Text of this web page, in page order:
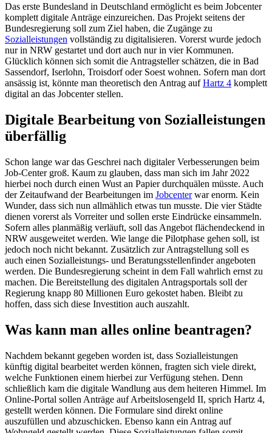
Das erste Bundesland in Deutschland ermöglicht es beim Jobcenter
komplett digitale Anträge einzureichen. Das Projekt seitens der
Bundesregierung soll zum Ziel haben, die Zugänge zu
Sozialleistungen vollständig zu digitalisieren. Vorerst wurde jedoch
nur in NRW gestartet und dort auch nur in vier Kommunen.
Glücklich können sich somit die Antragsteller schätzen, die in Bad
Sassendorf, Iserlohn, Troisdorf oder Soest wohnen. Sofern man dort
ansässig ist, könnte man theoretisch den Antrag aufHartz 4 komplett
digital an das Jobcenter stellen.
Digitale Bearbeitung von Sozialleistungen
überfällig
Schon lange war das Geschrei nach digitaler Verbesserungen beim
Job-Center groß. Kaum zu glauben, dass man sich im Jahr 2022
hierbei noch durch einen Wust an Papier durchquälen müsste. Auch
der Zeitaufwand der Bearbeitungen im Jobcenterwar enorm. Kein
Wunder, dass sich nun allmählich etwas tun musste. Die vier Städte
dienen vorerst als Vorreiter und sollen erste Eindrücke einsammeln.
Sofern alles planmäßig verläuft, soll das Angebot flächendeckend in
NRW ausgeweitet werden. Wie lange die Pilotphase gehen soll, ist
jedoch noch nicht bekannt. Zusätzlich zur Antragstellung soll es
auch einen Sozialleistungs- und Beratungsstellenfinder angeboten
werden. Die Bundesregierung scheint in dem Fall wahrlich ernst zu
machen. Die Bereitstellung des digitalen Antragsportals soll der
Regierung knapp 80 Millionen Euro gekostet haben. Bleibt zu
hoffen, dass sich diese Investition auch auszahlt.
Was kann man alles online beantragen?
Nachdem bekannt gegeben worden ist, dass Sozialleistungen
künftig digital bearbeitet werden können, fragten sich viele direkt,
welche Funktionen einem hierbei zur Verfügung stehen. Denn
schließlich kam die digitale Wandlung aus dem heiteren Himmel. Im
Online-Portal sollen Anträge auf Arbeitslosengeld II, sprich Hartz 4,
gestellt werden können. Die Formulare sind direkt online
auszufüllen und abzuschicken. Ebenso kann ein Antrag auf